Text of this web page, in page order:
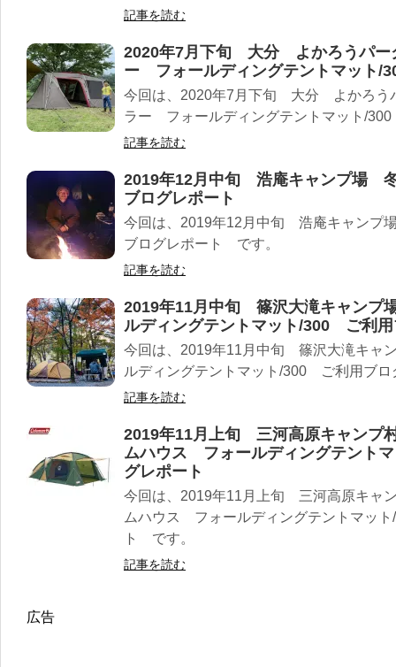
記事を読む
2020年7月下旬 大分 よかろうパー
ー フォールディングテントマット/
今回は、2020年7月下旬 大分 よかろう
ラー フォールディングテントマット/
記事を読む
2019年12月中旬 浩庵キャンプ場
ブログレポート
今回は、2019年12月中旬 浩庵キャン
ブログレポート です。
記事を読む
2019年11月中旬 篠沢大滝キャン
ルディングテントマット/300 ご利用
今回は、2019年11月中旬 篠沢大滝キ
ルディングテントマット/300 ご利用ブ
記事を読む
2019年11月上旬 三河高原キャンプ
ムハウス フォールディングテント
グレポート
今回は、2019年11月上旬 三河高原キャ
ムハウス フォールディングテントマッ
ト です。
記事を読む
広告